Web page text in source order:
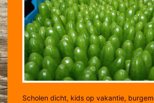
Scholen dicht, kids op vakantie,